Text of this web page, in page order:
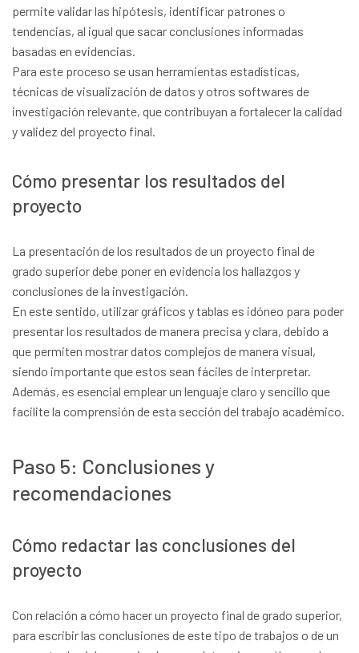
permite validar las hipótesis, identificar patrones o
tendencias, al igual que sacar conclusiones informadas
basadas en evidencias.
Para este proceso se usan herramientas estadísticas,
técnicas de visualización de datos y otros softwares de
investigación relevante, que contribuyan a fortalecer la calidad
y validez del proyecto final.
Cómo presentar los resultados del
proyecto
La presentación de los resultados de un proyecto final de
grado superior debe poner en evidencia los hallazgos y
conclusiones de la investigación.
En este sentido, utilizar gráficos y tablas es idóneo para poder
presentar los resultados de manera precisa y clara, debido a
que permiten mostrar datos complejos de manera visual,
siendo importante que estos sean fáciles de interpretar.
Además, es esencial emplear un lenguaje claro y sencillo que
facilite la comprensión de esta sección del trabajo académico.
Paso 5: Conclusiones y
recomendaciones
Cómo redactar las conclusiones del
proyecto
Con relación a cómo hacer un proyecto final de grado superior,
para escribir las conclusiones de este tipo de trabajos o de un